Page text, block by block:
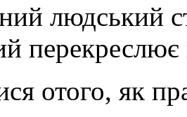
людський
отого, як